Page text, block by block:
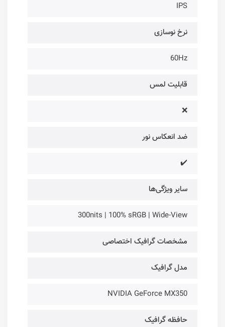
IPS
نرخ نوسازی
60Hz
قابلیت لمس
❌
ضد انعکاس نور
✔️
سایر ویژگی‌ها
300nits | 100% sRGB | Wide-View
مشخصات گرافیک اختصاصی
مدل گرافیک
NVIDIA GeForce MX350
حافظه گرافیک